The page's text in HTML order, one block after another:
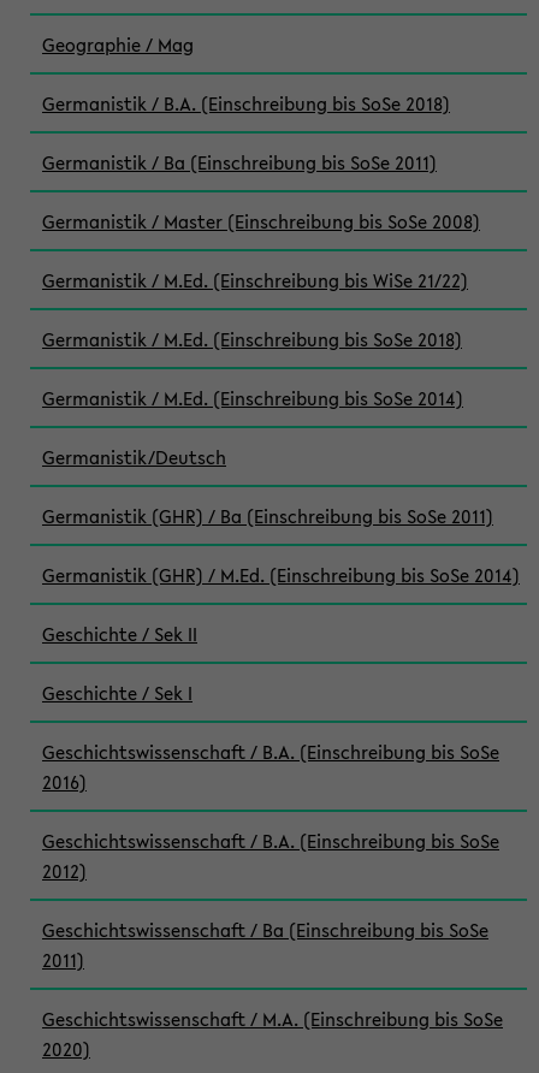
Geographie / Mag
Germanistik / B.A. (Einschreibung bis SoSe 2018)
Germanistik / Ba (Einschreibung bis SoSe 2011)
Germanistik / Master (Einschreibung bis SoSe 2008)
Germanistik / M.Ed. (Einschreibung bis WiSe 21/22)
Germanistik / M.Ed. (Einschreibung bis SoSe 2018)
Germanistik / M.Ed. (Einschreibung bis SoSe 2014)
Germanistik/Deutsch
Germanistik (GHR) / Ba (Einschreibung bis SoSe 2011)
Germanistik (GHR) / M.Ed. (Einschreibung bis SoSe 2014)
Geschichte / Sek II
Geschichte / Sek I
Geschichtswissenschaft / B.A. (Einschreibung bis SoSe
2016)
Geschichtswissenschaft / B.A. (Einschreibung bis SoSe
2012)
Geschichtswissenschaft / Ba (Einschreibung bis SoSe
2011)
Geschichtswissenschaft / M.A. (Einschreibung bis SoSe
2020)